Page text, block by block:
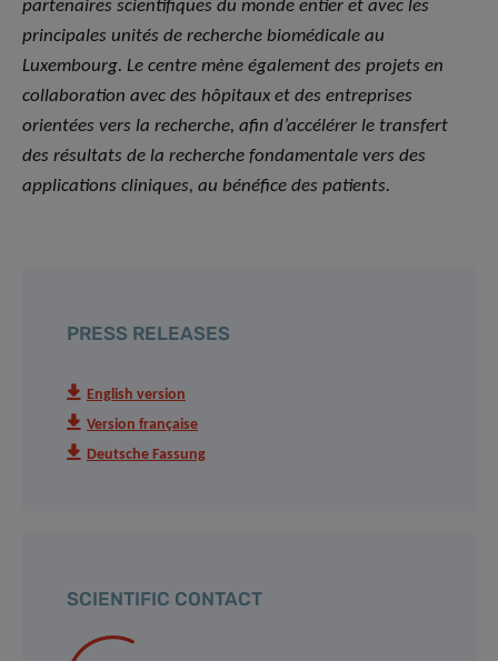
partenaires scientifiques du monde entier et avec les
principales unités de recherche biomédicale au
Luxembourg. Le centre mène également des projets en
collaboration avec des hôpitaux et des entreprises
orientées vers la recherche, afin d’accélérer le transfert
des résultats de la recherche fondamentale vers des
applications cliniques, au bénéfice des patients.
PRESS RELEASES
English version
Version française
Deutsche Fassung
SCIENTIFIC CONTACT